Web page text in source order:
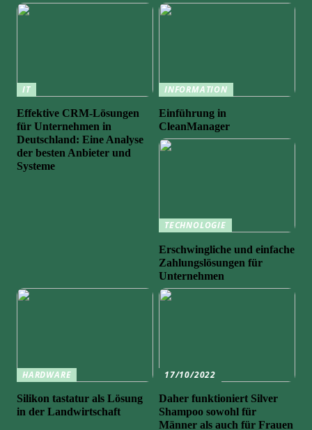
IT
Effektive CRM-Lösungen
für Unternehmen in
Deutschland: Eine Analyse
der besten Anbieter und
Systeme
INFORMATION
Einführung in
CleanManager
TECHNOLOGIE
Erschwingliche und einfache
Zahlungslösungen für
Unternehmen
HARDWARE
Silikon tastatur als Lösung
in der Landwirtschaft
17/10/2022
Daher funktioniert Silver
Shampoo sowohl für
Männer als auch für Frauen